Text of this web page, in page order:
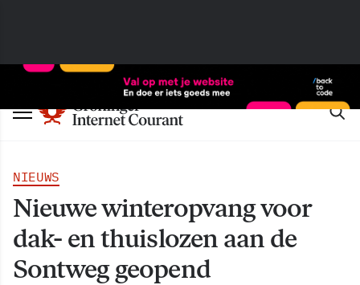
NIEUWS
Nieuwe winteropvang voor
dak- en thuislozen aan de
Sontweg geopend